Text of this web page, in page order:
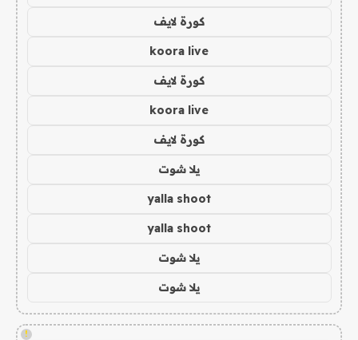
كورة لايف
koora live
كورة لايف
koora live
كورة لايف
يلا شوت
yalla shoot
yalla shoot
يلا شوت
يلا شوت
!